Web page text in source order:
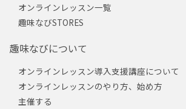
オンラインレッスン一覧
趣味なびSTORES
趣味なびについて
オンラインレッスン導入支援講座について
オンラインレッスンのやり方、始め方
主催する